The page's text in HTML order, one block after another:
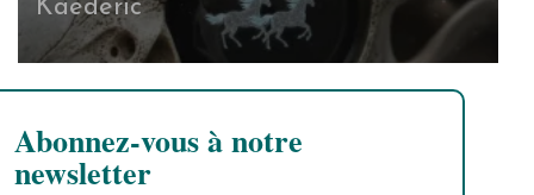
Kaederic
Abonnez-vous à notre
newsletter